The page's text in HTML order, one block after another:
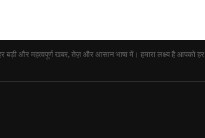
और महत्वपूर्ण खबर, तेज़ और आसान भाषा में। हमारा लक्ष्य है आपको हर